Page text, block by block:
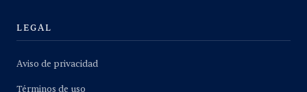
LEGAL
Aviso de privacidad
Términos de uso